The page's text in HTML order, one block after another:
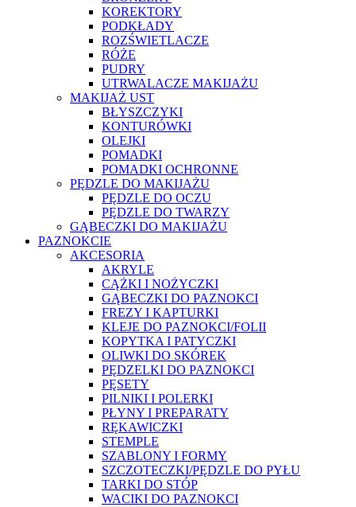
KOREKTORY
PODKŁADY
ROZŚWIETLACZE
RÓŻE
PUDRY
UTRWALACZE MAKIJAŻU
MAKIJAŻ UST
BŁYSZCZYKI
KONTURÓWKI
OLEJKI
POMADKI
POMADKI OCHRONNE
PĘDZLE DO MAKIJAŻU
PĘDZLE DO OCZU
PĘDZLE DO TWARZY
GĄBECZKI DO MAKIJAŻU
PAZNOKCIE
AKCESORIA
AKRYLE
CĄŻKI I NOŻYCZKI
GĄBECZKI DO PAZNOKCI
FREZY I KAPTURKI
KLEJE DO PAZNOKCI/FOLII
KOPYTKA I PATYCZKI
OLIWKI DO SKÓREK
PĘDZELKI DO PAZNOKCI
PĘSETY
PILNIKI I POLERKI
PŁYNY I PREPARATY
RĘKAWICZKI
STEMPLE
SZABLONY I FORMY
SZCZOTECZKI/PĘDZLE DO PYŁU
TARKI DO STÓP
WACIKI DO PAZNOKCI